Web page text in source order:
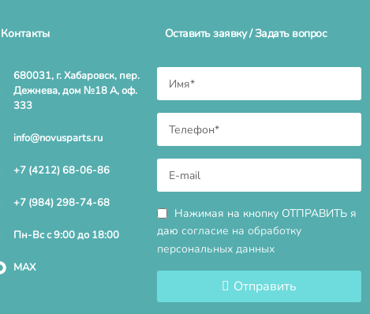
Контакты
680031, г. Хабаровск, пер.
Дежнева, дом №18 А, оф.
333
info@novusparts.ru
+7 (4212) 68-06-86
+7 (984) 298-74-68
Пн-Вс с 9:00 до 18:00
MAX
Оставить заявку / Задать вопрос
Нажимая на кнопку ОТПРАВИТЬ я
даю согласие на обработку
персональных данных
Отправить